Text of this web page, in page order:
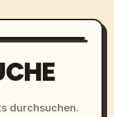
durchsuchen.